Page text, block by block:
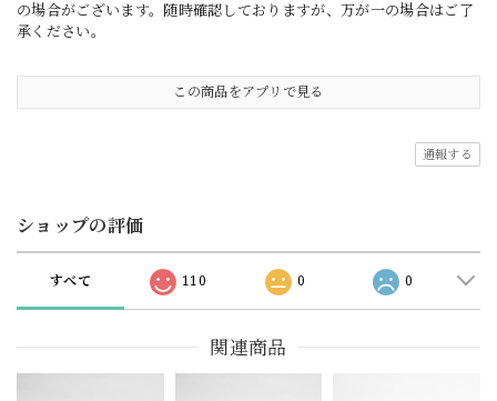
の場合がございます。随時確認しておりますが、万が一の場合はご了
承ください。
この商品をアプリで見る
通報する
ショップの評価
すべて 110 0 0
関連商品